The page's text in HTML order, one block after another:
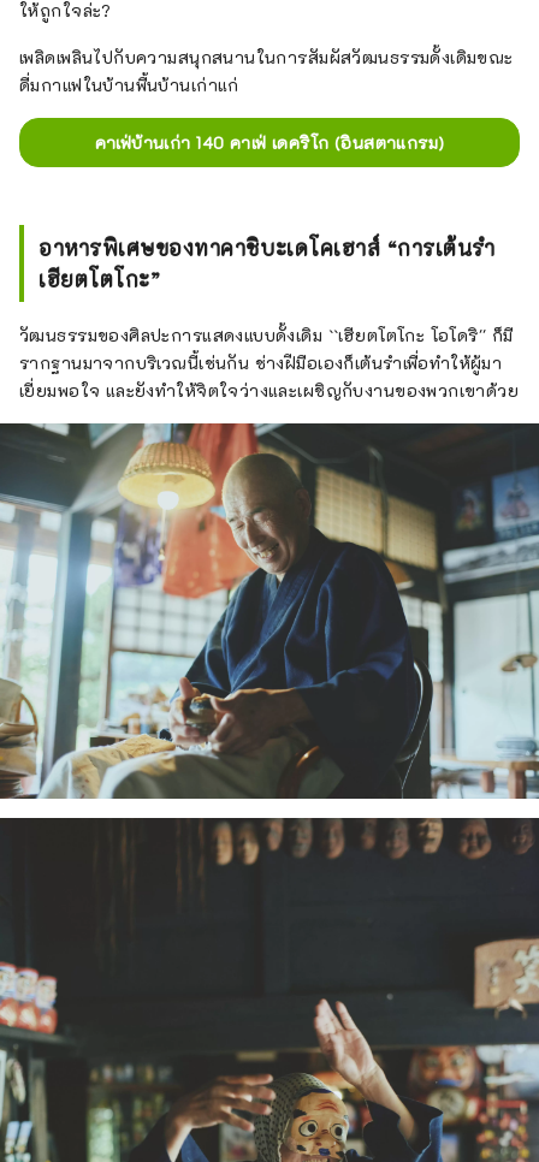
ให้ถูกใจล่ะ?
เพลิดเพลินไปกับความสนุกสนานในการสัมผัสวัฒนธรรมดั้งเดิมขณะ
ดื่มกาแฟในบ้านพื้นบ้านเก่าแก่
คาเฟ่บ้านเก่า 140 คาเฟ่ เดคริโก (อินสตาแกรม)
อาหารพิเศษของทาคาชิบะเดโคเฮาส์ “การเต้นรำ
เฮียตโตโกะ”
วัฒนธรรมของศิลปะการแสดงแบบดั้งเดิม ``เฮียตโตโกะ โอโดริ'' ก็มี
รากฐานมาจากบริเวณนี้เช่นกัน ช่างฝีมือเองก็เต้นรำเพื่อทำให้ผู้มา
เยี่ยมพอใจ และยังทำให้จิตใจว่างและเผชิญกับงานของพวกเขาด้วย